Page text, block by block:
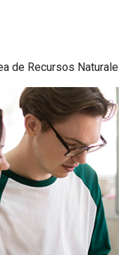
de Recursos